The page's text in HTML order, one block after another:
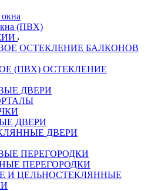
(ПВХ)
ОСТЕКЛЕНИЕ БАЛКОНОВ
(ПВХ) ОСТЕКЛЕНИЕ
ДВЕРИ
ДВЕРИ
ДВЕРИ
ПЕРЕГОРОДКИ
ПЕРЕГОРОДКИ
И ЦЕЛЬНОСТЕКЛЯННЫЕ